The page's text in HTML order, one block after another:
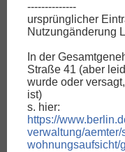
--------------
ursprünglicher
Nutzungänderung
In der
Straße 41 (aber
wurde oder
ist)
s. hier:
https://
verwaltung/
wohnungsaufsicht/